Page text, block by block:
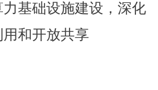
基础设施建设，深化
和开放共享